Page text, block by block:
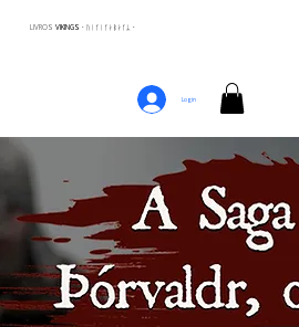
LIVROS VIKINGS · ᚢᛁᚴᛁᚴᛅᛒᛅᚴᛦ ·
Login